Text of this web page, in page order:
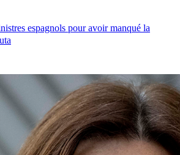
espagnols pour avoir manqué la